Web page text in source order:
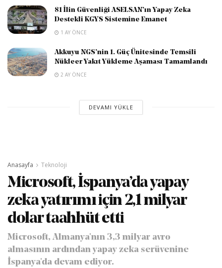
81 İlin Güvenliği ASELSAN’ın Yapay Zeka
Destekli KGYS Sistemine Emanet
1 AY ÖNCE
Akkuyu NGS’nin 1. Güç Ünitesinde Temsili
Nükleer Yakıt Yükleme Aşaması Tamamlandı
2 AY ÖNCE
DEVAMI YÜKLE
Anasayfa Teknoloji
Microsoft, İspanya’da yapay
zeka yatırımı için 2,1 milyar
dolar taahhüt etti
Microsoft, Almanya'nın 3,3 milyar avro
almasının ardından yapay zeka serüvenine
İspanya'da devam ediyor.